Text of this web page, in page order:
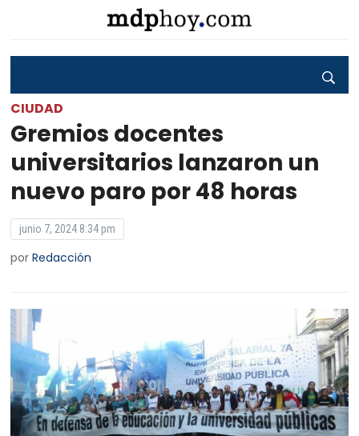
CIUDAD
Gremios docentes
universitarios lanzaron un
nuevo paro por 48 horas
junio 7, 2024 8:34 pm
porRedacción